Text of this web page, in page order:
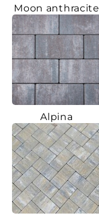
Moon anthracite
Alpina